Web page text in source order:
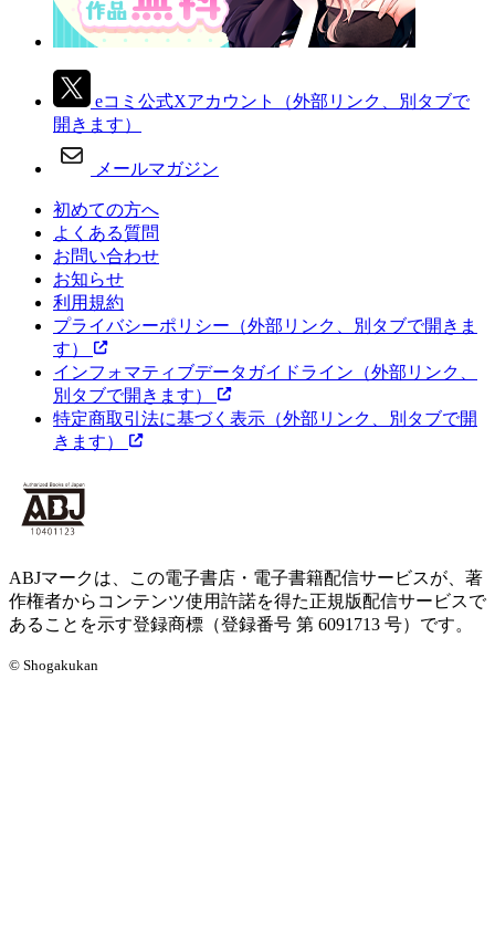
eコミ公式Xアカウント
（外部リンク、別タブで
開きます）
メールマガジン
初めての方へ
よくある質問
お問い合わせ
お知らせ
利用規約
プライバシーポリシー （外部リンク、別タブで開きま
す）
インフォマティブデータガイドライン （外部リンク、
別タブで開きます）
特定商取引法に基づく表示 （外部リンク、別タブで開
きます）
ABJマークは、この電子書店・電子書籍配信サービスが、著
作権者からコンテンツ使用許諾を得た正規版配信サービスで
あることを示す登録商標（登録番号 第 6091713 号）です。
© Shogakukan